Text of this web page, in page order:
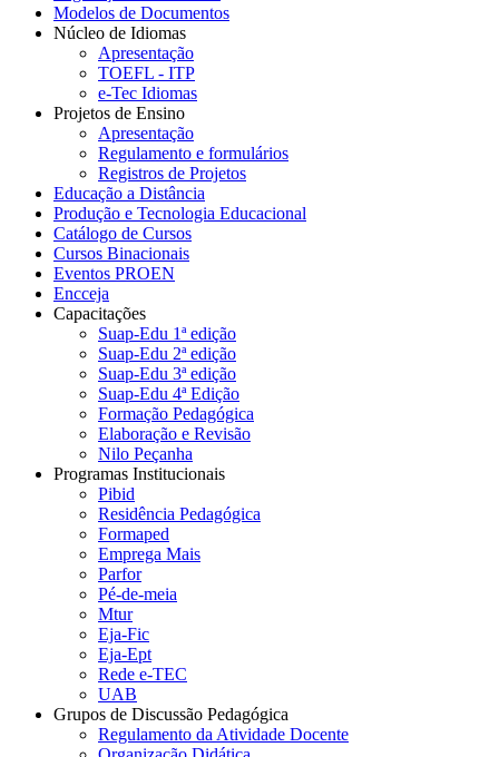
Modelos de Documentos
Núcleo de Idiomas
Apresentação
TOEFL - ITP
e-Tec Idiomas
Projetos de Ensino
Apresentação
Regulamento e formulários
Registros de Projetos
Educação a Distância
Produção e Tecnologia Educacional
Catálogo de Cursos
Cursos Binacionais
Eventos PROEN
Encceja
Capacitações
Suap-Edu 1ª edição
Suap-Edu 2ª edição
Suap-Edu 3ª edição
Suap-Edu 4ª Edição
Formação Pedagógica
Elaboração e Revisão
Nilo Peçanha
Programas Institucionais
Pibid
Residência Pedagógica
Formaped
Emprega Mais
Parfor
Pé-de-meia
Mtur
Eja-Fic
Eja-Ept
Rede e-TEC
UAB
Grupos de Discussão Pedagógica
Regulamento da Atividade Docente